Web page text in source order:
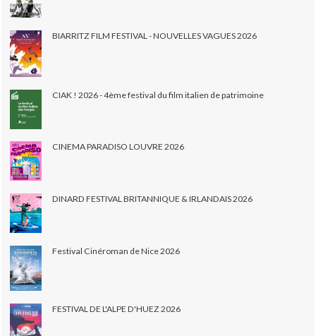
BIARRITZ FILM FESTIVAL - NOUVELLES VAGUES 2026
CIAK ! 2026 - 4ème festival du film italien de patrimoine
CINEMA PARADISO LOUVRE 2026
DINARD FESTIVAL BRITANNIQUE & IRLANDAIS 2026
Festival Cinéroman de Nice 2026
FESTIVAL DE L'ALPE D'HUEZ 2026